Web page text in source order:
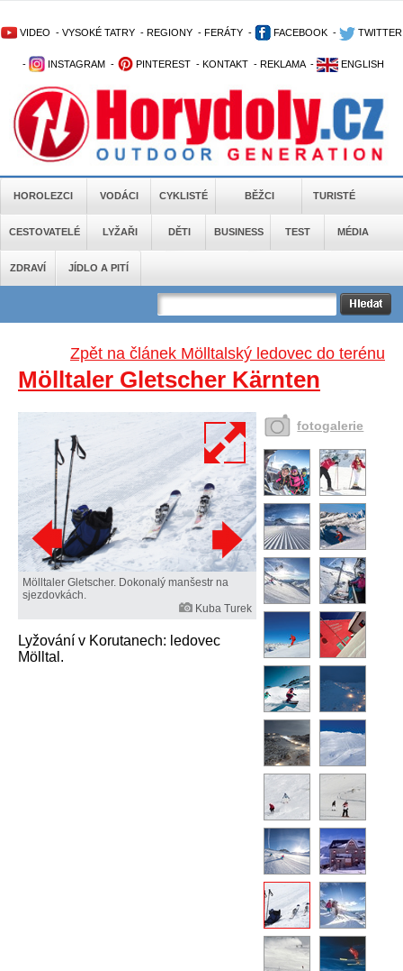
VIDEO - VYSOKÉ TATRY - REGIONY - FERÁTY - FACEBOOK - TWITTER
- INSTAGRAM - PINTEREST - KONTAKT - REKLAMA - ENGLISH
HOROLEZCI VODÁCI CYKLISTÉ BĚŽCI TURISTÉ
CESTOVATELÉ LYŽAŘI DĚTI BUSINESS TEST MÉDIA
ZDRAVÍ JÍDLO A PITÍ
Zpět na článek Mölltalský ledovec do terénu
Mölltaler Gletscher Kärnten
Mölltaler Gletscher. Dokonalý manšestr na
sjezdovkách.
Kuba Turek
Lyžování v Korutanech: ledovec
Mölltal.
fotogalerie